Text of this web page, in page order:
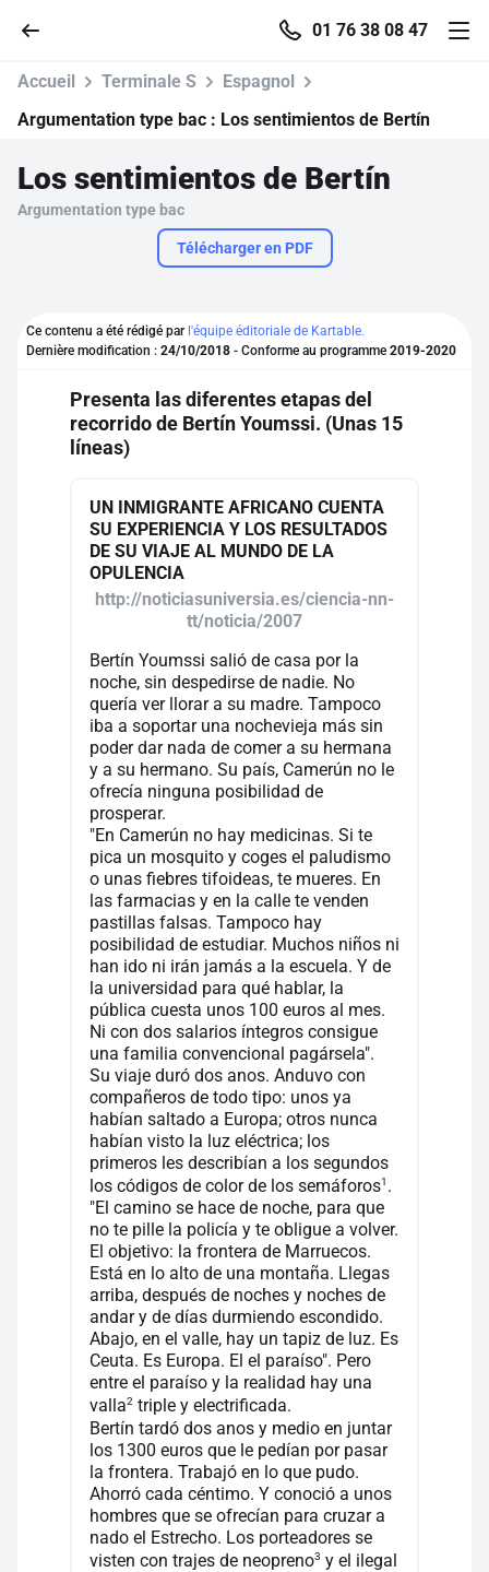
01 76 38 08 47
Accueil
Se connecter
S'inscrire gratuitement
Accueil Terminale S
Espagnol
Argumentation type bac : Los sentimientos de Bertín
Los sentimientos de Bertín
Argumentation type bac
Télécharger en PDF
Ce contenu a été rédigé par l'équipe éditoriale de Kartable.
Dernière modification : 24/10/2018 - Conforme au programme 2019-2020
Presenta las diferentes etapas del
recorrido de Bertín Youmssi. (Unas 15
líneas)
UN INMIGRANTE AFRICANO CUENTA
SU EXPERIENCIA Y LOS RESULTADOS
DE SU VIAJE AL MUNDO DE LA
OPULENCIA
http://noticiasuniversia.es/ciencia-nn-
tt/noticia/2007
Bertín Youmssi salió de casa por la
noche, sin despedirse de nadie. No
quería ver llorar a su madre. Tampoco
iba a soportar una nochevieja más sin
poder dar nada de comer a su hermana
y a su hermano. Su país, Camerún no le
ofrecía ninguna posibilidad de
prosperar.
"En Camerún no hay medicinas. Si te
pica un mosquito y coges el paludismo
o unas fiebres tifoideas, te mueres. En
las farmacias y en la calle te venden
pastillas falsas. Tampoco hay
posibilidad de estudiar. Muchos niños ni
han ido ni irán jamás a la escuela. Y de
la universidad para qué hablar, la
pública cuesta unos 100 euros al mes.
Ni con dos salarios íntegros consigue
una familia convencional pagársela".
Su viaje duró dos anos. Anduvo con
compañeros de todo tipo: unos ya
habían saltado a Europa; otros nunca
habían visto la luz eléctrica; los
primeros les describían a los segundos
los códigos de color de los semáforos1 .
"El camino se hace de noche, para que
no te pille la policía y te obligue a volver.
El objetivo: la frontera de Marruecos.
Está en lo alto de una montaña. Llegas
arriba, después de noches y noches de
andar y de días durmiendo escondido.
Abajo, en el valle, hay un tapiz de luz. Es
Ceuta. Es Europa. El el paraíso". Pero
entre el paraíso y la realidad hay una
valla2 triple y electrificada.
Bertín tardó dos anos y medio en juntar
los 1300 euros que le pedían por pasar
la frontera. Trabajó en lo que pudo.
Ahorró cada céntimo. Y conoció a unos
hombres que se ofrecían para cruzar a
nado el Estrecho. Los porteadores se
visten con trajes de neopreno3 y el ilegal